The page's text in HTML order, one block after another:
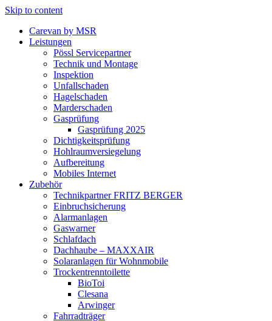
Skip to content
Carevan by MSR
Leistungen
Pössl Servicepartner
Technik und Montage
Inspektion
Unfallschaden
Hagelschaden
Marderschaden
Gasprüfung
Gasprüfung 2025
Dichtigkeitsprüfung
Hohlraumversiegelung
Aufbereitung
Mobiles Internet
Zubehör
Technikpartner FRITZ BERGER
Einbruchsicherung
Alarmanlagen
Gaswarner
Schlafdach
Dachhaube – MAXXAIR
Solaranlagen für Wohnmobile
Trockentrenntoilette
BioToi
Clesana
Arwinger
Fahrradträger